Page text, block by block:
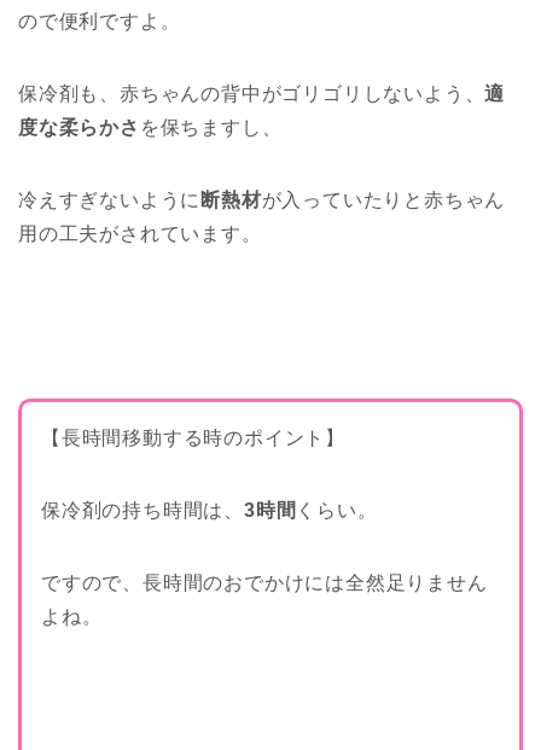
ので便利ですよ。
保冷剤も、赤ちゃんの背中がゴリゴリしないよう、適
度な柔らかさ を保ちますし、
冷えすぎないように 断熱材が入っていたりと赤ちゃん
用の工夫がされています。
【長時間移動する時のポイント】
保冷剤の持ち時間は、 3時間 くらい。
ですので、長時間のおでかけには全然足りません
よね。